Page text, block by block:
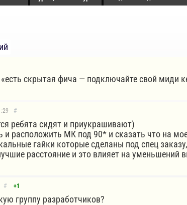
скрытая фича — подключайте свой миди
#
ребята сидят и приукрашивают)
и расположить МК под 90* и сказать что на
гайки которые сделаны под спец
расстояние и это влияет на уменьшений
# +1
группу разработчиков?